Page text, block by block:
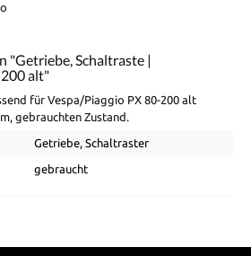
Schaltraste |
alt"
für Vespa/Piaggio PX 80-200 alt
gebrauchten Zustand.
Getriebe, Schaltraster
gebraucht